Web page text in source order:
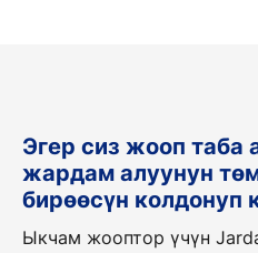
Эгер сиз жооп таба
жардам алуунун
бирөөсүн колдонуп
Ыкчам жооптор үчүн